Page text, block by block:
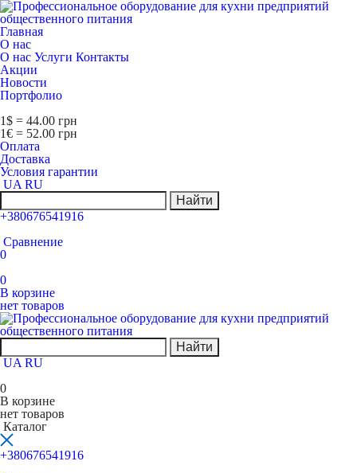
Главная
О нас
О нас Услуги Контакты
Акции
Новости
Портфолио
1$ = 44.00 грн
1€ = 52.00 грн
Оплата
Доставка
Условия гарантии
UA RU
Найти
+380676541916
Сравнение
0
0
В корзине
нет товаров
Найти
UA RU
0
В корзине
нет товаров
Каталог
+380676541916